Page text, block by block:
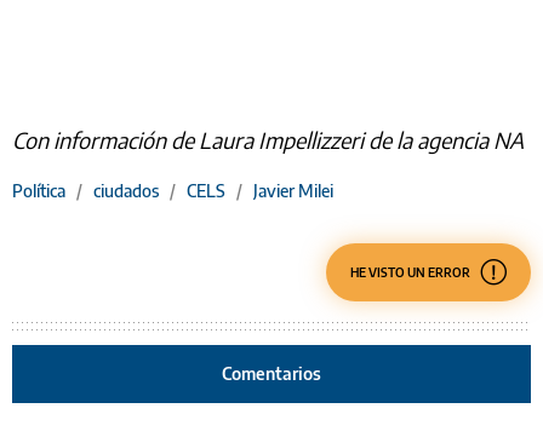
Con información de Laura Impellizzeri de la agencia NA
Política / ciudados / CELS / Javier Milei
HE VISTO UN ERROR
Comentarios